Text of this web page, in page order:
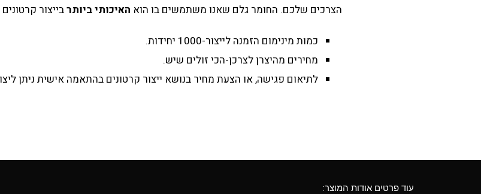
הצרכים שלכם. החומר גלם שאנו משתמשים בו הוא האיכותי ביותרבייצור
כמות מינימום הזמנה לייצור-1000 יחידות.
מחירים מהיצרן לצרכן-הכי זולים שיש.
לתיאום פגישה, או הצעת מחיר בנושא ייצור קרטונים בהתאמה אישית ניתן
עוד פרטים אודות המוצר: